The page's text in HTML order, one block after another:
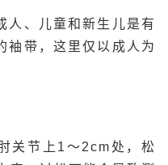
人、儿童和新生儿是有
袖带，这里仅以成人为
关节上1～2cm处，松